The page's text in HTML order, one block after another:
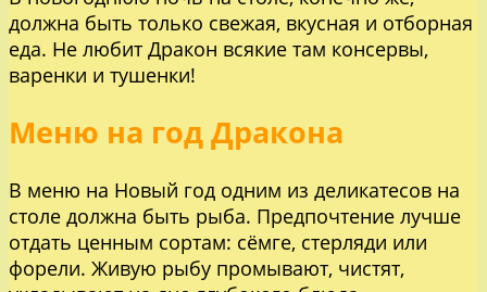
должна быть только свежая, вкусная и отборная
еда. Не любит Дракон всякие там консервы,
варенки и тушенки!
Меню на год Дракона
В меню на Новый год одним из деликатесов на
столе должна быть рыба. Предпочтение лучше
отдать ценным сортам: сёмге, стерляди или
форели. Живую рыбу промывают, чистят,